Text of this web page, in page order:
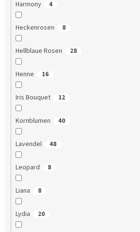
Harmony 4
Heckenrosen 8
Hellblaue Rosen 28
Henne 16
Iris Bouquet 12
Kornblumen 40
Lavendel 48
Leopard 8
Liana 8
Lydia 20